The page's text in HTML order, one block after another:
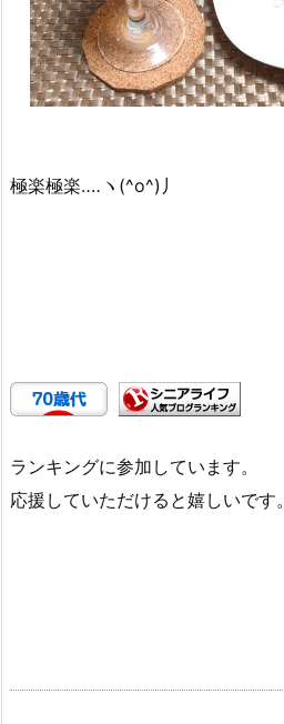
極楽極楽‥‥ヽ(^o^)丿
ランキングに参加しています。
応援していただけると嬉しいです。